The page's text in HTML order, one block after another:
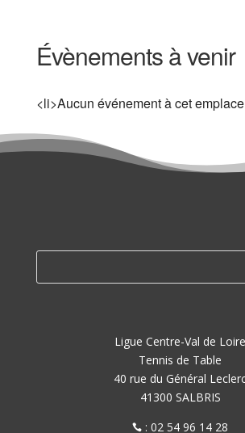
Évènements à venir
<li>Aucun événement à cet
Ligue Centre-Val de Loire
Tennis de Table
40 rue du Général
41300 SALBRIS
 : 02 54 96 14 28